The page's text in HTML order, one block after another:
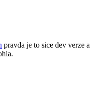
pravda je to sice dev verze a